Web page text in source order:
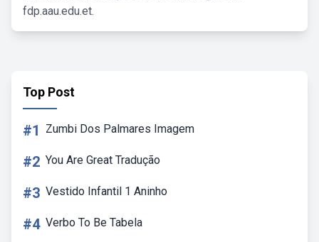
fdp.aau.edu.et.
Top Post
#1 Zumbi Dos Palmares Imagem
#2 You Are Great Tradução
#3 Vestido Infantil 1 Aninho
#4 Verbo To Be Tabela